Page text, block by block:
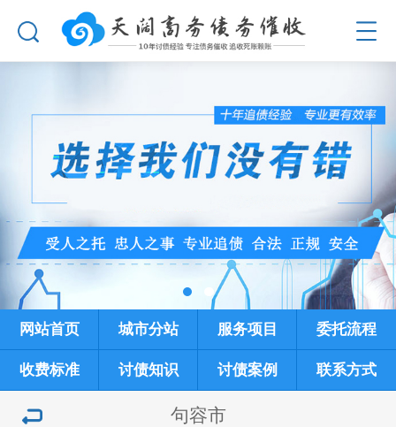
网站首页 城市分站 服务项目 委托流程
收费标准 讨债知识 讨债案例 联系方式
句容市